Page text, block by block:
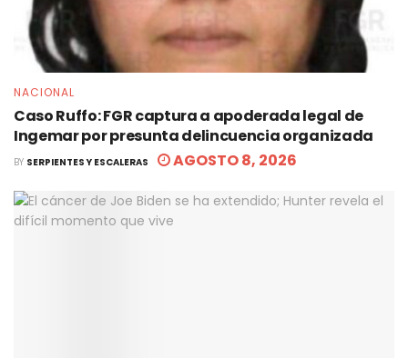
NACIONAL
Caso Ruffo: FGR captura a apoderada legal de
Ingemar por presunta delincuencia organizada
BY SERPIENTES Y ESCALERAS AGOSTO 8, 2026